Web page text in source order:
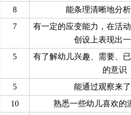
8
能条理清晰地分
7
有一定的应变能力，在活
创设上表现出
5
有了解幼儿兴趣、需要、
的意识
5
能通过观察来
10
熟悉一些幼儿喜欢的